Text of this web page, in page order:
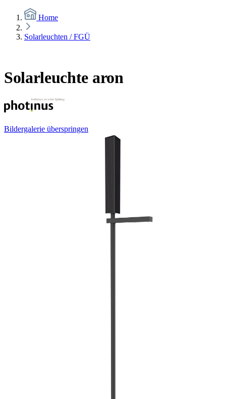
Home
Solarleuchten / FGÜ
Solarleuchte aron
Bildergalerie überspringen